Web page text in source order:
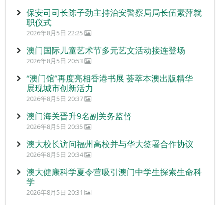
保安司司长陈子劲主持治安警察局局长伍素萍就
职仪式
2026年8月5日 22:25
澳门国际儿童艺术节多元艺文活动接连登场
2026年8月5日 20:53
“澳门馆”再度亮相香港书展 荟萃本澳出版精华
展现城市创新活力
2026年8月5日 20:37
澳门海关晋升9名副关务监督
2026年8月5日 20:35
澳大校长访问福州高校并与华大签署合作协议
2026年8月5日 20:34
澳大健康科学夏令营吸引澳门中学生探索生命科
学
2026年8月5日 20:31